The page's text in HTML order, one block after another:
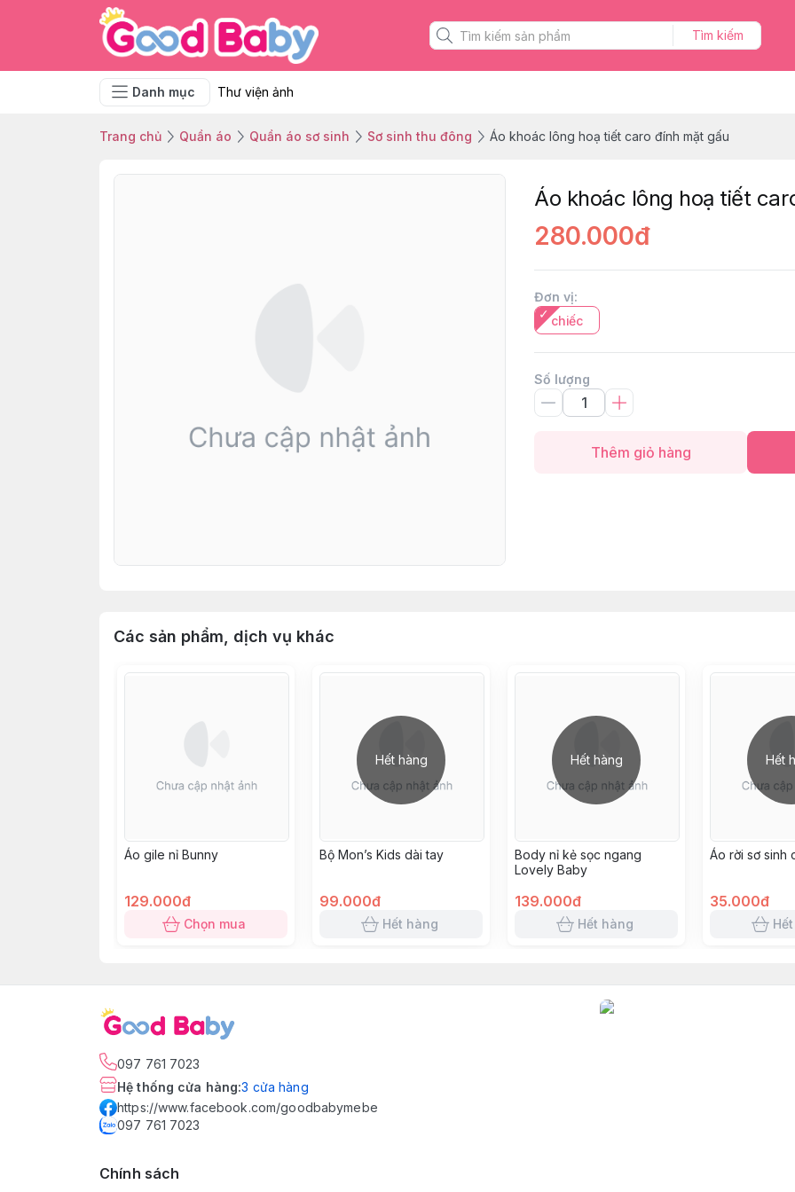
Tìm kiếm
Danh mục Thư viện ảnh
Trang chủ Quần áo Quần áo sơ sinh Sơ sinh thu đông Áo khoác lông hoạ tiết caro đính mặt gấu
Áo khoác lông hoạ tiết
280.000đ
Đơn vị:
chiếc
Số lượng
Thêm giỏ hàng
Các sản phẩm, dịch vụ khác
Áo gile nỉ Bunny
129.000đ
Chọn mua
Hết hàng
Bộ Mon’s Kids dài tay
99.000đ
Hết hàng
Hết hàng
Body nỉ kẻ sọc ngang
Lovely Baby
139.000đ
Hết hàng
Hết
Áo rời sơ sinh
35.000đ
097 761 7023
Hệ thống cửa hàng:3 cửa hàng
https://www.facebook.com/goodbabymebe
097 761 7023
Chính sách